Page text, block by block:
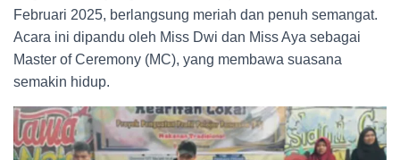
Februari 2025, berlangsung meriah dan penuh semangat.
Acara ini dipandu oleh Miss Dwi dan Miss Aya sebagai
Master of Ceremony (MC), yang membawa suasana
semakin hidup.